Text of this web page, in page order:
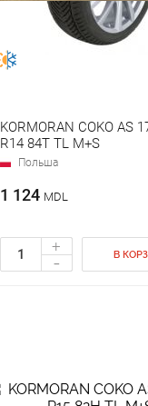
KORMORAN COKO AS
R14 84T TL M+S
Польша
1 124 MDL
+
- В